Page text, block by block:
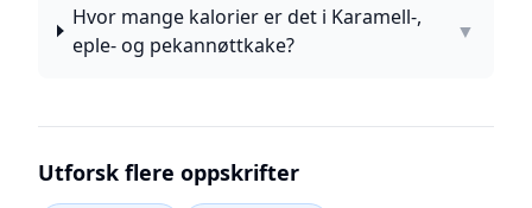
Hvor mange kalorier er det i Karamell-,
eple- og pekannøttkake?
▼
Utforsk flere oppskrifter